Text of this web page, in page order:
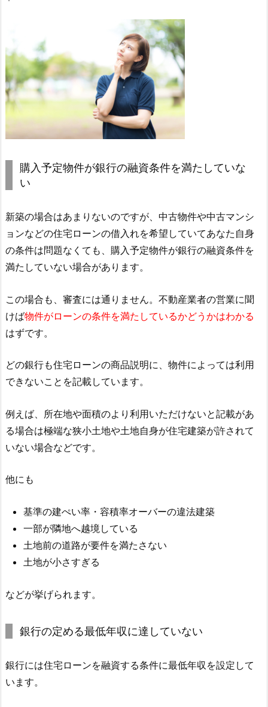
購入予定物件が銀行の融資条件を満たしていな
い
新築の場合はあまりないのですが、中古物件や中古マンシ
ョンなどの住宅ローンの借入れを希望していてあなた自身
の条件は問題なくても、購入予定物件が銀行の融資条件を
満たしていない場合があります。
この場合も、審査には通りません。不動産業者の営業に聞
けば物件がローンの条件を満たしているかどうかはわかる
はずです。
どの銀行も住宅ローンの商品説明に、物件によっては利用
できないことを記載しています。
例えば、所在地や面積のより利用いただけないと記載があ
る場合は極端な狭小土地や土地自身が住宅建築が許されて
いない場合などです。
他にも
基準の建ぺい率・容積率オーバーの違法建築
一部が隣地へ越境している
土地前の道路が要件を満たさない
土地が小さすぎる
などが挙げられます。
銀行の定める最低年収に達していない
銀行には住宅ローンを融資する条件に最低年収を設定して
います。